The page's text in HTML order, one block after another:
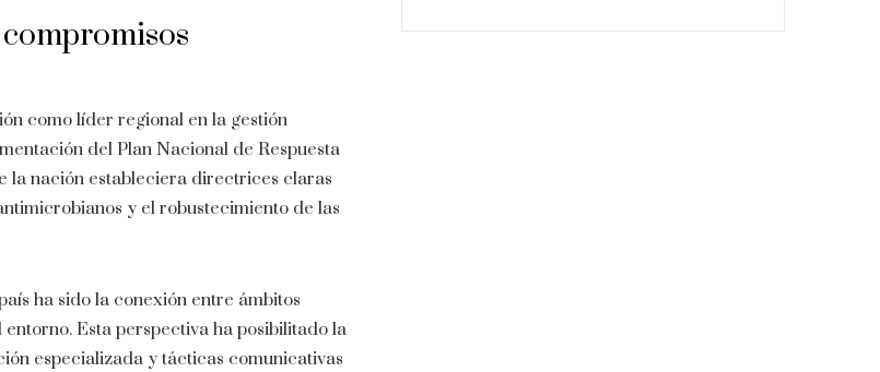
como líder regional en la gestión
del Plan Nacional de Respuesta
la nación estableciera directrices claras
y el robustecimiento de las
ha sido la conexión entre ámbitos
Esta perspectiva ha posibilitado la
especializada y tácticas comunicativas